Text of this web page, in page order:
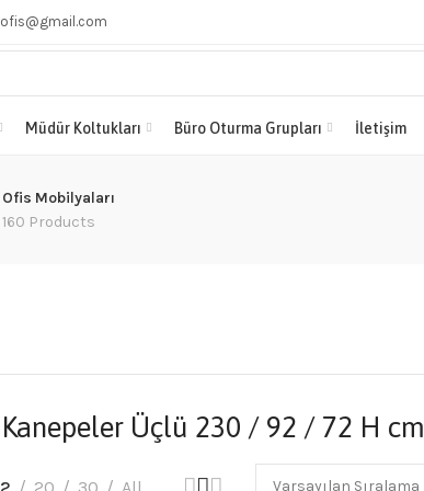
Müdür Koltukları Büro Oturma Grupları İletişim
Ofis Mobilyaları
160 Products
Üçlü 230 / 92 / 72 H cm
20 30 All